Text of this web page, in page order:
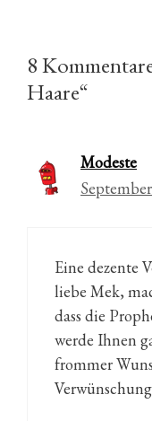
8
Haare“
Modeste
Eine dezente
liebe Mek,
dass die
werde Ihnen
frommer